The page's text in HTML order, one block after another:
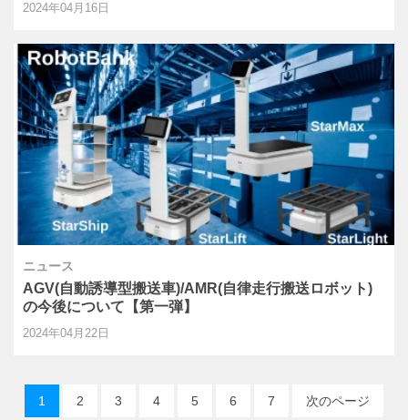
2024年04月16日
ニュース
AGV(自動誘導型搬送車)/AMR(自律走行搬送ロボット)
の今後について【第一弾】
2024年04月22日
1 2 3 4 5 6 7 次のページ